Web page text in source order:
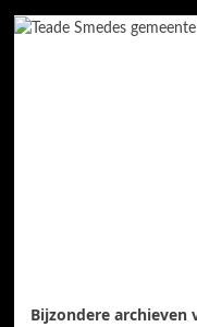
Bijzondere archieven